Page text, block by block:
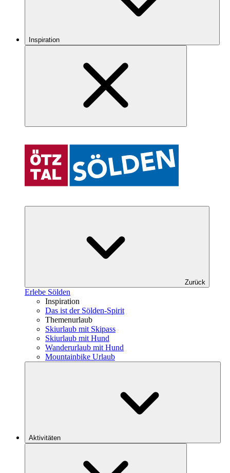
Inspiration
Zurück
Erlebe Sölden
Inspiration
Das ist der Sölden-Spirit
Themenurlaub
Skiurlaub mit Skipass
Skiurlaub mit Hund
Wanderurlaub mit Hund
Mountainbike Urlaub
Aktivitäten